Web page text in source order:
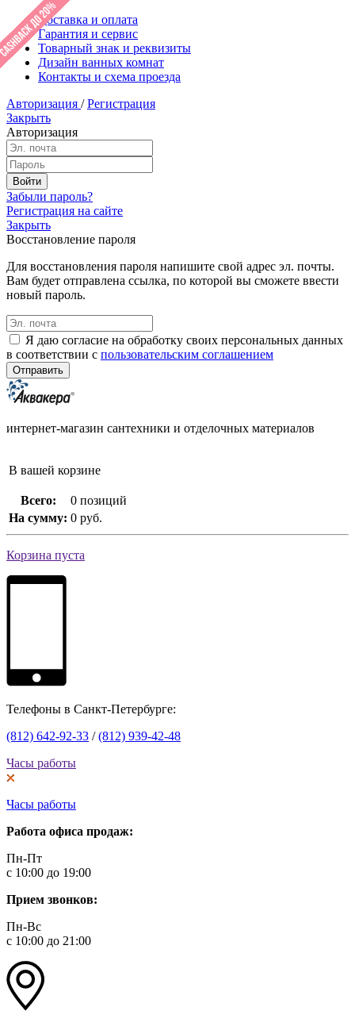
Доставка и оплата
Гарантия и сервис
Товарный знак и реквизиты
Дизайн ванных комнат
Контакты и схема проезда
Авторизация / Регистрация
Закрыть
Авторизация
Забыли пароль?
Регистрация на сайте
Закрыть
Восстановление пароля
Для восстановления пароля напишите свой адрес эл. почты.
Вам будет отправлена ссылка, по которой вы сможете ввести
новый пароль.
Я даю согласие на обработку своих персональных данных
в соответствии с пользовательским соглашением
интернет-магазин сантехники и отделочных материалов
В вашей корзине
Всего:
0 позиций
На сумму: 0 руб.
Корзина пуста
Телефоны в Санкт-Петербурге:
(812) 642-92-33 /(812) 939-42-48
Часы работы
Часы работы
Работа офиса продаж:
Пн-Пт
с 10:00 до 19:00
Прием звонков:
Пн-Вс
с 10:00 до 21:00